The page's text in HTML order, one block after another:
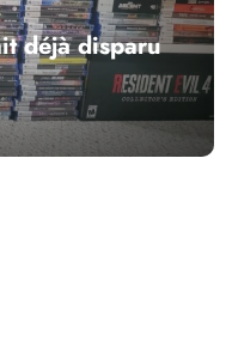
déjà disparu